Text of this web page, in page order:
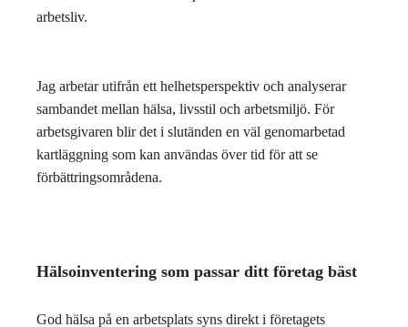
arbetsliv.
Jag arbetar utifrån ett helhetsperspektiv och analyserar
sambandet mellan hälsa, livsstil och arbetsmiljö. För
arbetsgivaren blir det i slutänden en väl genomarbetad
kartläggning som kan användas över tid för att se
förbättringsområdena.
Hälsoinventering som passar ditt företag bäst
God hälsa på en arbetsplats syns direkt i företagets